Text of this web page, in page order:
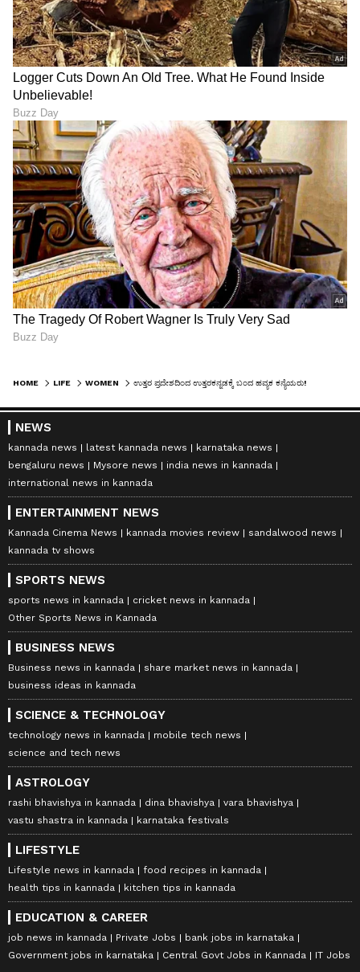
HOME LIFE WOMEN ಉತ್ತರ ಪ್ರದೇಶದಿಂದ ಉತ್ತರಕನ್ನಡಕ್ಕೆ ಬಂದ ಹವ್ಯಕ ಕನ್ಯೆಯರು!
NEWS
kannada news latest kannada news
karnataka news
bengaluru news
Mysore news
india news in kannada
international news in kannada
ENTERTAINMENT NEWS
Kannada Cinema News kannada movies review
sandalwood news
kannada tv shows
SPORTS NEWS
sports news in kannada
cricket news in kannada
Other Sports News in Kannada
BUSINESS NEWS
Business news in kannada
share market news in kannada
business ideas in kannada
SCIENCE & TECHNOLOGY
technology news in kannada
mobile tech news
science and tech news
ASTROLOGY
rashi bhavishya in kannada dina bhavishya
vara bhavishya
vastu shastra in kannada
karnataka festivals
LIFESTYLE
Lifestyle news in kannada
food recipes in kannada
health tips in kannada
kitchen tips in kannada
EDUCATION & CAREER
job news in kannada Private Jobs
bank jobs in karnataka
Government jobs in karnataka
Central Govt Jobs in Kannada IT Jobs